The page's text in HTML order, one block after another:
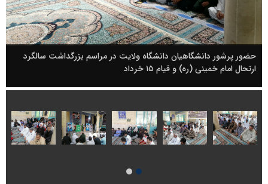
حضور پرشور دانشگاهیان دانشگاه ولایت در مراسم بزرگداشت سالگرد
ارتحال امام خمینی (ره) و قیام ۱۵ خرداد